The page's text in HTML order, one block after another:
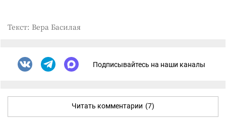
Текст: Вера Басилая
Подписывайтесь на наши каналы
Читать комментарии (7)